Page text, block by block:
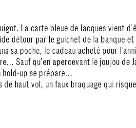
La carte bleue de Jacques vient
détour par le guichet de la banque
sa poche, le cadeau acheté pour
Sauf qu'en apercevant le joujou de
hold-up se prépare...
de haut vol, un faux braquage qui